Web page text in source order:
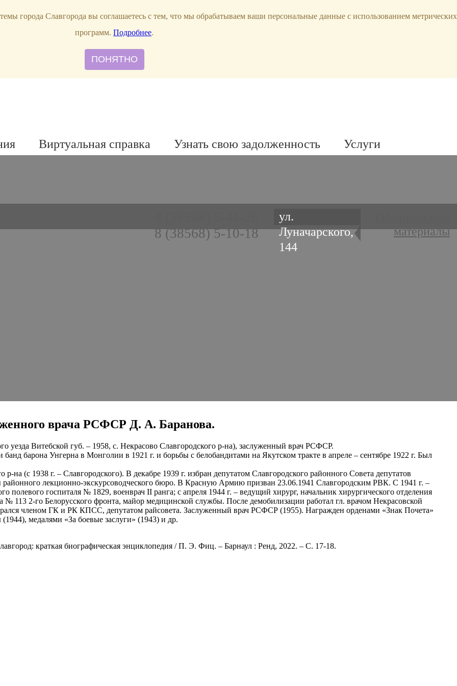
Виртуальная справка Узнать свою задолженность Услуги
материалы
ул.
Луначарского,
144
8 (38568) 5-10-18
врача РСФСР Д. А. Баранова.
уезда Витебской губ. – 1958, с. Некрасово Славгородского р-на), заслуженный врач РСФСР.
барона Унгерна в Монголии в 1921 г. и борьбы с белобандитами на Якутском тракте в апреле – сентябре 1922 г. Был
на (с 1938 г. – Славгородского). В декабре 1939 г. избран депутатом Славгородского районного Совета депутатов
районного лекционно-экскурсоводческого бюро. В Красную Армию призван 23.06.1941 Славгородским РВК. С 1941 г. –
полевого госпиталя № 1829, военврач II ранга; с апреля 1944 г. – ведущий хирург, начальник хирургического отделения
113 2-го Белорусского фронта, майор медицинской службы. После демобилизации работал гл. врачом Некрасовской
членом ГК и РК КПСС, депутатом райсовета. Заслуженный врач РСФСР (1955). Награжден орденами «Знак Почета»
медалями «За боевые заслуги» (1943) и др.
краткая биографическая энциклопедия / П. Э. Фиц. – Барнаул : Ренд, 2022. – С. 17-18.
города Славгорода вы соглашаетесь с тем, что мы обрабатываем ваши персональные данные с использованием метрических
программ. Подробнее.
ПОНЯТНО